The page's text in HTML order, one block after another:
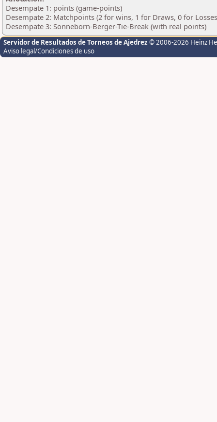
Desempate 1: points (game-points)
Desempate 2: Matchpoints (2 for wins, 1 for Draws, 0 for
Desempate 3: Sonneborn-Berger-Tie-Break (with real points)
Servidor de Resultados de Torneos de Ajedrez © 2006-2026 Heinz
Aviso legal/Condiciones de uso